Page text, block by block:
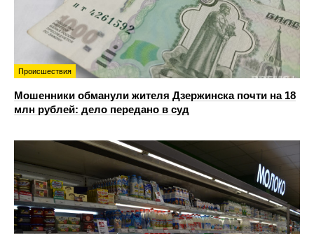
Происшествия
Мошенники обманули жителя Дзержинска почти на 18
млн рублей: дело передано в суд